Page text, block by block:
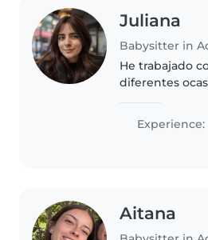
Juliana
Babysitter in
He trabajado
diferentes
desde los 6
años,
certificado de
Experience:
Aitana